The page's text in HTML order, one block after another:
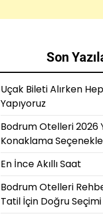
Son
Uçak Bileti Alırken
Yapıyoruz
Bodrum Otelleri 2026
Konaklama
En İnce Akıllı Saat
Bodrum Otelleri
Tatil İçin Doğru